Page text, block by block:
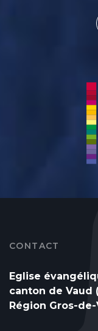
CONTACT
Eglise
canton de Vaud
Région Gros-